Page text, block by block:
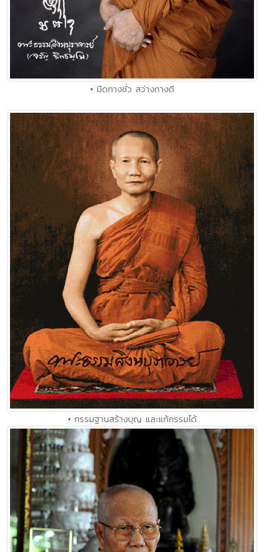
• มืดทางชั่ว สว่างทางดี
• กรรมฐานสร้างบุญ และแก้กรรมได้